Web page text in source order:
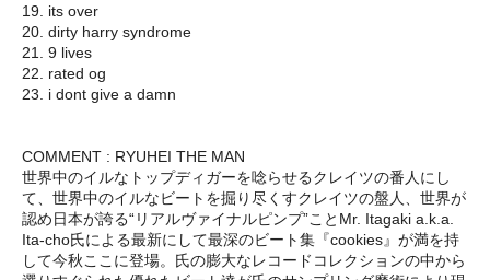
19. its over
20. dirty harry syndrome
21. 9 lives
22. rated og
23. i dont give a damn
COMMENT : RYUHEI THE MAN
世界中のイルなトップディガーを唸らせるクレイツの番人にし
て、世界中のイルなビートを掘り尽くすクレイツの盤人、世界が
認め日本が誇る“リアルヴァイナルピンプ”ことMr. Itagaki a.k.a.
Ita-cho氏による最新にして最深のビート集『cookies』が満を持
して今秋ここに登場。氏の膨大なレコードコレクションの中から